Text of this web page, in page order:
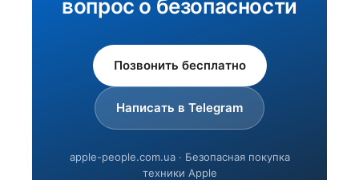
вопрос о безопасности
Позвонить бесплатно
Написать в Telegram
apple-people.com.ua · Безопасная покупка
техники Apple